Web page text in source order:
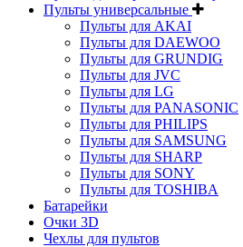
Пульты универсальные
Пульты для AKAI
Пульты для DAEWOO
Пульты для GRUNDIG
Пульты для JVC
Пульты для LG
Пульты для PANASONIC
Пульты для PHILIPS
Пульты для SAMSUNG
Пульты для SHARP
Пульты для SONY
Пульты для TOSHIBA
Батарейки
Очки 3D
Чехлы для пультов